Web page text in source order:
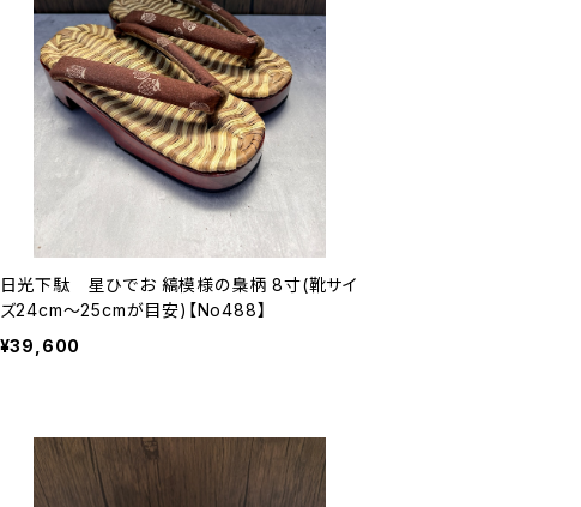
日光下駄 星ひでお 縞模様の梟柄 8寸(靴サイ
ズ24cm〜25cmが目安)【No488】
¥39,600